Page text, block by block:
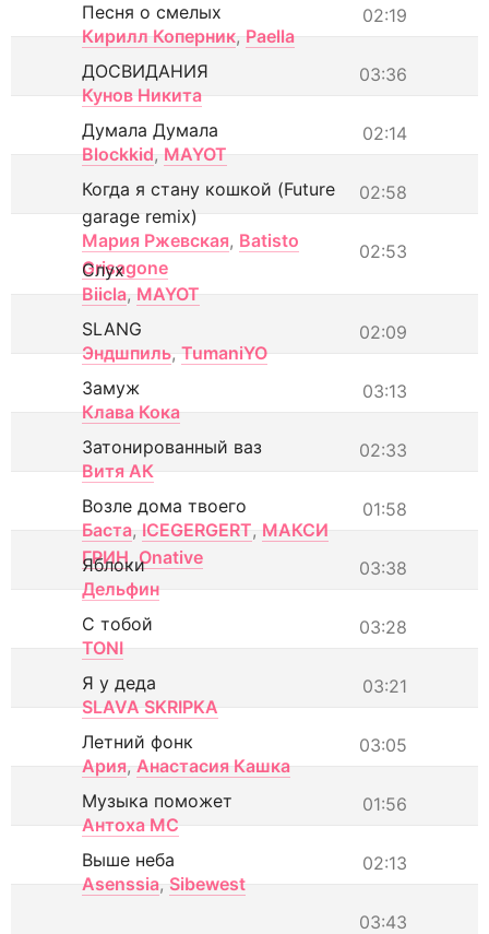
02:19
Песня о смелых
Кирилл Коперник, Paella
03:36
ДОСВИДАНИЯ
Кунов Никита
02:14
Думала Думала
Blockkid, MAYOT
02:58
Когда я стану кошкой (Future
garage remix)
Мария Ржевская, Batisto
Grisagone
02:53
Слух
Biicla, MAYOT
02:09
SLANG
Эндшпиль, TumaniYO
03:13
Замуж
Клава Кока
02:33
Затонированный ваз
Витя АК
01:58
Возле дома твоего
Баста, ICEGERGERT, МАКСИ
ГРИН, Onative 03:38
Яблоки
Дельфин
03:28
С тобой
TONI
03:21
Я у деда
SLAVA SKRIPKA
03:05
Летний фонк
Ария, Анастасия Кашка
01:56
Музыка поможет
Антоха МС
02:13
Выше неба
Asenssia, Sibewest
03:43